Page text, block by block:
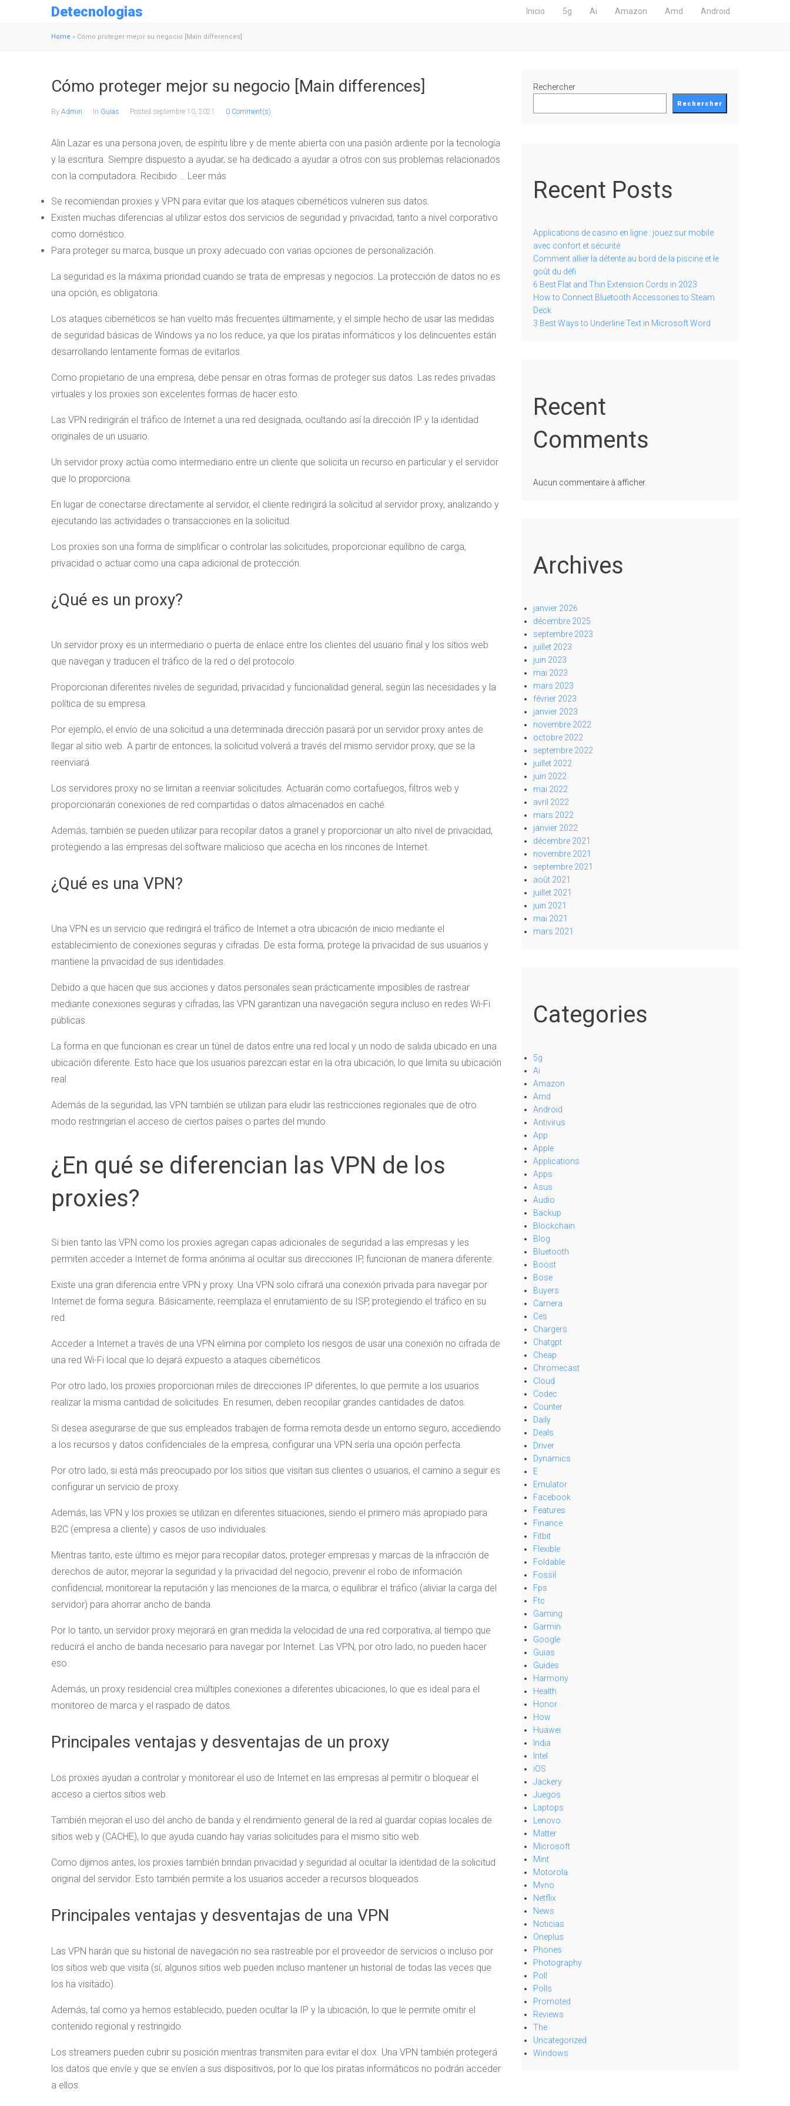
Detecnologias Inicio 5g Ai Amazon Amd Android
Home » Cómo proteger mejor su negocio [Main differences]
Cómo proteger mejor su negocio [Main differences]
By Admin In Guias Posted septembre 10, 2021 0 Comment(s)
Alin Lazar es una persona joven, de espíritu libre y de mente abierta con una pasión ardiente por la tecnología
y la escritura. Siempre dispuesto a ayudar, se ha dedicado a ayudar a otros con sus problemas relacionados
con la computadora. Recibido … Leer más
Se recomiendan proxies y VPN para evitar que los ataques cibernéticos vulneren sus datos.
Existen muchas diferencias al utilizar estos dos servicios de seguridad y privacidad, tanto a nivel corporativo
como doméstico.
Para proteger su marca, busque un proxy adecuado con varias opciones de personalización.
La seguridad es la máxima prioridad cuando se trata de empresas y negocios. La protección de datos no es
una opción, es obligatoria.
Los ataques cibernéticos se han vuelto más frecuentes últimamente, y el simple hecho de usar las medidas
de seguridad básicas de Windows ya no los reduce, ya que los piratas informáticos y los delincuentes están
desarrollando lentamente formas de evitarlos.
Como propietario de una empresa, debe pensar en otras formas de proteger sus datos. Las redes privadas
virtuales y los proxies son excelentes formas de hacer esto.
Las VPN redirigirán el tráfico de Internet a una red designada, ocultando así la dirección IP y la identidad
originales de un usuario.
Un servidor proxy actúa como intermediario entre un cliente que solicita un recurso en particular y el servidor
que lo proporciona.
En lugar de conectarse directamente al servidor, el cliente redirigirá la solicitud al servidor proxy, analizando y
ejecutando las actividades o transacciones en la solicitud.
Los proxies son una forma de simplificar o controlar las solicitudes, proporcionar equilibrio de carga,
privacidad o actuar como una capa adicional de protección.
¿Qué es un proxy?
Un servidor proxy es un intermediario o puerta de enlace entre los clientes del usuario final y los sitios web
que navegan y traducen el tráfico de la red o del protocolo.
Proporcionan diferentes niveles de seguridad, privacidad y funcionalidad general, según las necesidades y la
política de su empresa.
Por ejemplo, el envío de una solicitud a una determinada dirección pasará por un servidor proxy antes de
llegar al sitio web. A partir de entonces, la solicitud volverá a través del mismo servidor proxy, que se la
reenviará.
Los servidores proxy no se limitan a reenviar solicitudes. Actuarán como cortafuegos, filtros web y
proporcionarán conexiones de red compartidas o datos almacenados en caché.
Además, también se pueden utilizar para recopilar datos a granel y proporcionar un alto nivel de privacidad,
protegiendo a las empresas del software malicioso que acecha en los rincones de Internet.
¿Qué es una VPN?
Una VPN es un servicio que redirigirá el tráfico de Internet a otra ubicación de inicio mediante el
establecimiento de conexiones seguras y cifradas. De esta forma, protege la privacidad de sus usuarios y
mantiene la privacidad de sus identidades.
Debido a que hacen que sus acciones y datos personales sean prácticamente imposibles de rastrear
mediante conexiones seguras y cifradas, las VPN garantizan una navegación segura incluso en redes Wi-Fi
públicas.
La forma en que funcionan es crear un túnel de datos entre una red local y un nodo de salida ubicado en una
ubicación diferente. Esto hace que los usuarios parezcan estar en la otra ubicación, lo que limita su ubicación
real.
Además de la seguridad, las VPN también se utilizan para eludir las restricciones regionales que de otro
modo restringirían el acceso de ciertos países o partes del mundo.
¿En qué se diferencian las VPN de los
proxies?
Si bien tanto las VPN como los proxies agregan capas adicionales de seguridad a las empresas y les
permiten acceder a Internet de forma anónima al ocultar sus direcciones IP, funcionan de manera diferente.
Existe una gran diferencia entre VPN y proxy. Una VPN solo cifrará una conexión privada para navegar por
Internet de forma segura. Básicamente, reemplaza el enrutamiento de su ISP, protegiendo el tráfico en su
red.
Acceder a Internet a través de una VPN elimina por completo los riesgos de usar una conexión no cifrada de
una red Wi-Fi local que lo dejará expuesto a ataques cibernéticos.
Por otro lado, los proxies proporcionan miles de direcciones IP diferentes, lo que permite a los usuarios
realizar la misma cantidad de solicitudes. En resumen, deben recopilar grandes cantidades de datos.
Si desea asegurarse de que sus empleados trabajen de forma remota desde un entorno seguro, accediendo
a los recursos y datos confidenciales de la empresa, configurar una VPN sería una opción perfecta.
Por otro lado, si está más preocupado por los sitios que visitan sus clientes o usuarios, el camino a seguir es
configurar un servicio de proxy.
Además, las VPN y los proxies se utilizan en diferentes situaciones, siendo el primero más apropiado para
B2C (empresa a cliente) y casos de uso individuales.
Mientras tanto, este último es mejor para recopilar datos, proteger empresas y marcas de la infracción de
derechos de autor, mejorar la seguridad y la privacidad del negocio, prevenir el robo de información
confidencial, monitorear la reputación y las menciones de la marca, o equilibrar el tráfico (aliviar la carga del
servidor) para ahorrar ancho de banda.
Por lo tanto, un servidor proxy mejorará en gran medida la velocidad de una red corporativa, al tiempo que
reducirá el ancho de banda necesario para navegar por Internet. Las VPN, por otro lado, no pueden hacer
eso.
Además, un proxy residencial crea múltiples conexiones a diferentes ubicaciones, lo que es ideal para el
monitoreo de marca y el raspado de datos.
Principales ventajas y desventajas de un proxy
Los proxies ayudan a controlar y monitorear el uso de Internet en las empresas al permitir o bloquear el
acceso a ciertos sitios web.
También mejoran el uso del ancho de banda y el rendimiento general de la red al guardar copias locales de
sitios web y (CACHE), lo que ayuda cuando hay varias solicitudes para el mismo sitio web.
Como dijimos antes, los proxies también brindan privacidad y seguridad al ocultar la identidad de la solicitud
original del servidor. Esto también permite a los usuarios acceder a recursos bloqueados.
Principales ventajas y desventajas de una VPN
Las VPN harán que su historial de navegación no sea rastreable por el proveedor de servicios o incluso por
los sitios web que visita (sí, algunos sitios web pueden incluso mantener un historial de todas las veces que
los ha visitado).
Además, tal como ya hemos establecido, pueden ocultar la IP y la ubicación, lo que le permite omitir el
contenido regional y restringido.
Los streamers pueden cubrir su posición mientras transmiten para evitar el dox. Una VPN también protegerá
los datos que envíe y que se envíen a sus dispositivos, por lo que los piratas informáticos no podrán acceder
a ellos.
Rechercher
Rechercher
Recent Posts
Applications de casino en ligne : jouez sur mobile
avec confort et sécurité
Comment allier la détente au bord de la piscine et le
goût du défi
6 Best Flat and Thin Extension Cords in 2023
How to Connect Bluetooth Accessories to Steam
Deck
3 Best Ways to Underline Text in Microsoft Word
Recent
Comments
Aucun commentaire à afficher.
Archives
janvier 2026
décembre 2025
septembre 2023
juillet 2023
juin 2023
mai 2023
mars 2023
février 2023
janvier 2023
novembre 2022
octobre 2022
septembre 2022
juillet 2022
juin 2022
mai 2022
avril 2022
mars 2022
janvier 2022
décembre 2021
novembre 2021
septembre 2021
août 2021
juillet 2021
juin 2021
mai 2021
mars 2021
Categories
5g
Ai
Amazon
Amd
Android
Antivirus
App
Apple
Applications
Apps
Asus
Audio
Backup
Blockchain
Blog
Bluetooth
Boost
Bose
Buyers
Camera
Ces
Chargers
Chatgpt
Cheap
Chromecast
Cloud
Codec
Counter
Daily
Deals
Driver
Dynamics
E
Emulator
Facebook
Features
Finance
Fitbit
Flexible
Foldable
Fossil
Fps
Ftc
Gaming
Garmin
Google
Guias
Guides
Harmony
Health
Honor
How
Huawei
India
Intel
iOS
Jackery
Juegos
Laptops
Lenovo
Matter
Microsoft
Mint
Motorola
Mvno
Netflix
News
Noticias
Oneplus
Phones
Photography
Poll
Polls
Promoted
Reviews
The
Uncategorized
Windows